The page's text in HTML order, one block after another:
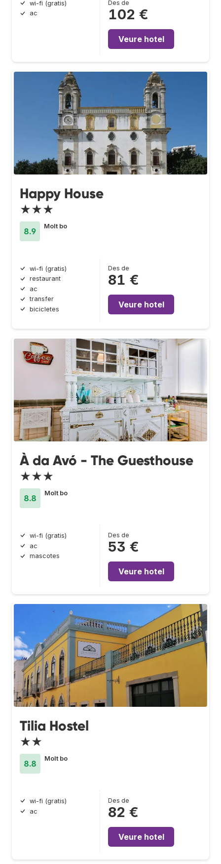
wi-fi (gratis)
ac
Des de
102 €
Veure hotel
Happy House
★★★
8.9
Molt bo
wi-fi (gratis)
restaurant
ac
transfer
bicicletes
Des de
81 €
Veure hotel
À da Avó - The Guesthouse
★★★
8.8
Molt bo
wi-fi (gratis)
ac
mascotes
Des de
53 €
Veure hotel
Tilia Hostel
★★
8.8
Molt bo
wi-fi (gratis)
ac
Des de
82 €
Veure hotel